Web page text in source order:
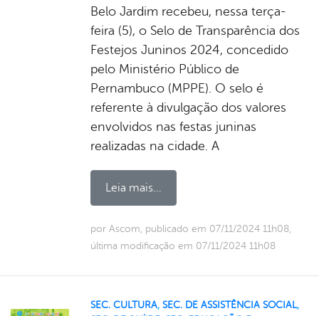
Belo Jardim recebeu, nessa terça-
feira (5), o Selo de Transparência dos
Festejos Juninos 2024, concedido
pelo Ministério Público de
Pernambuco (MPPE). O selo é
referente à divulgação dos valores
envolvidos nas festas juninas
realizadas na cidade. A
Leia mais...
por Ascom, publicado em 07/11/2024 11h08,
última modificação em 07/11/2024 11h08
SEC. CULTURA, SEC. DE ASSISTÊNCIA SOCIAL,